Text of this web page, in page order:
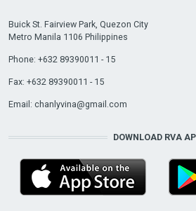
Buick St. Fairview Park, Quezon City
Metro Manila 1106 Philippines
Phone: +632 89390011 - 15
Fax: +632 89390011 - 15
Email: chanlyvina@gmail.com
DOWNLOAD RVA